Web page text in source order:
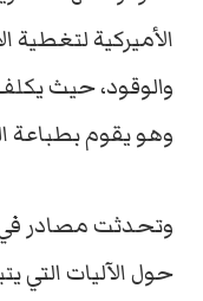
الأميركية لتغطية
والوقود، حيث
وهو يقوم بطباعة
وتحدثت مصادر في
حول الآليات التي